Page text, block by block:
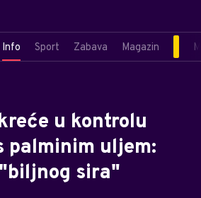
Info Sport Zabava Magazin
u kontrolu
palminim uljem:
sira"